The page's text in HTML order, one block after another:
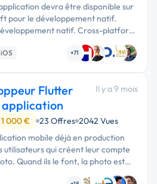
devra être disponible sur
pour le développement natif.
natif. Cross-platform
pour un développement …
iOS +71
Flutter
application
Il y a 9 mois
000 € 23 Offres 2042 Vues
mobile déjà en production
utilisateurs qui créent leur compte
Quand ils le font, la photo est
lunettes...), soit mal cadrée.